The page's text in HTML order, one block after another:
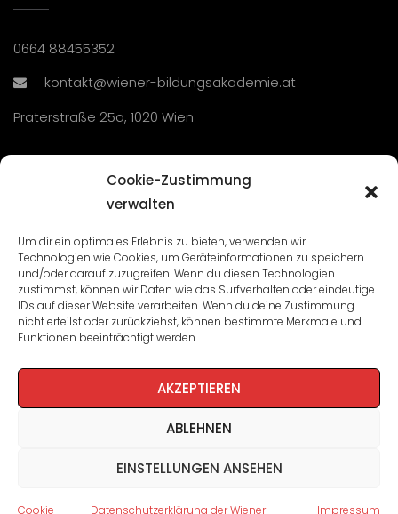
Cookie-Zustimmung
verwalten
Um dir ein optimales Erlebnis zu bieten, verwenden wir
Technologien wie Cookies, um Geräteinformationen zu speichern
und/oder darauf zuzugreifen. Wenn du diesen Technologien
zustimmst, können wir Daten wie das Surfverhalten oder eindeutige
IDs auf dieser Website verarbeiten. Wenn du deine Zustimmung
nicht erteilst oder zurückziehst, können bestimmte Merkmale und
Funktionen beeinträchtigt werden.
AKZEPTIEREN
ABLEHNEN
EINSTELLUNGEN ANSEHEN
Cookie- Datenschutzerklärung der Wiener Impressum
0664 88455352
kontakt@wiener-bildungsakademie.at
Praterstraße 25a, 1020 Wien
Seminare und Veranstaltungen
Lehrgänge
WBA: Direktion und Team
Impressum/Datenschutz
Cookie-Richtlinie